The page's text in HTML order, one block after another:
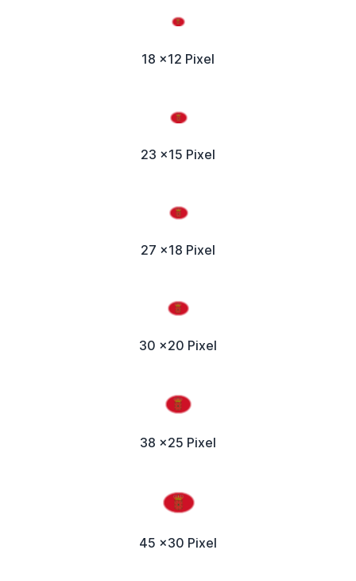
18 x12 Pixel
23 x15 Pixel
27 x18 Pixel
30 x20 Pixel
38 x25 Pixel
45 x30 Pixel